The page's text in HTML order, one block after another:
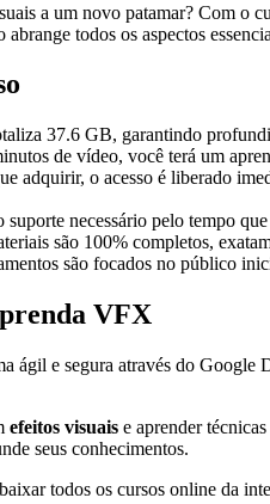
a um novo patamar? Com o
todos os aspectos
37.6 GB, garantindo
de vídeo, você terá um
adquirir, o acesso é liberado
necessário pelo tempo
são 100% completos,
são focados no público
VFX
ágil e segura através do Google
efeitos visuais e aprender técnicas
seus conhecimentos.
todos os cursos online da